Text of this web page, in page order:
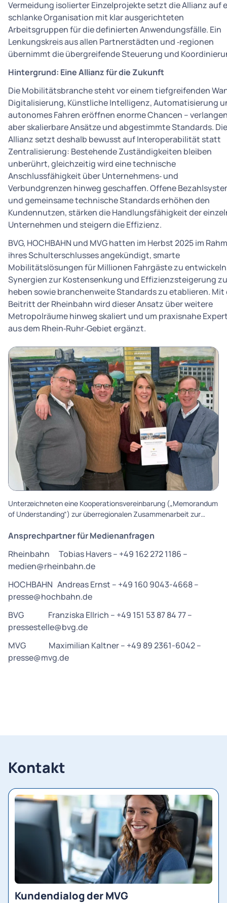
Vermeidung isolierter Einzelprojekte setzt die Allianz auf
schlanke Organisation mit klar ausgerichteten
Arbeitsgruppen für die definierten Anwendungsfälle. Ein
Lenkungskreis aus allen Partnerstädten und ‑regionen
übernimmt die übergreifende Steuerung und
Hintergrund: Eine Allianz für die Zukunft
Die Mobilitätsbranche steht vor einem tiefgreifenden
Digitalisierung, Künstliche Intelligenz, Automatisierung
autonomes Fahren eröffnen enorme Chancen –
aber skalierbare Ansätze und abgestimmte Standards. Die
Allianz setzt deshalb bewusst auf Interoperabilität statt
Zentralisierung: Bestehende Zuständigkeiten bleiben
unberührt, gleichzeitig wird eine technische
Anschlussfähigkeit über Unternehmens‑ und
Verbundgrenzen hinweg geschaffen. Offene
und gemeinsame technische Standards erhöhen den
Kundennutzen, stärken die Handlungsfähigkeit der
Unternehmen und steigern die Effizienz.
BVG, HOCHBAHN und MVG hatten im Herbst 2025 im
ihres Schulterschlusses angekündigt, smarte
Mobilitätslösungen für Millionen Fahrgäste zu
Synergien zur Kostensenkung und Effizienzsteigerung zu
heben sowie branchenweite Standards zu etablieren. Mit
Beitritt der Rheinbahn wird dieser Ansatz über weitere
Metropolräume hinweg skaliert und um praxisnahe
aus dem Rhein‑Ruhr‑Gebiet ergänzt.
Ansprechpartner für Medienanfragen
Rheinbahn Tobias Havers – +49 162 272 1186 –
medien@rheinbahn.de
HOCHBAHN Andreas Ernst – +49 160 9043-4668 –
presse@hochbahn.de
BVG Franziska Ellrich – +49 151 53 87 84 77 –
pressestelle@bvg.de
MVG Maximilian Kaltner – +49 89 2361-6042 –
presse@mvg.de
Kontakt
Kundendialog der MVG